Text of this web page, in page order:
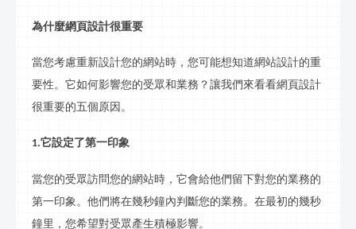
為什麼網頁設計很重要
當您考慮重新設計您的網站時，您可能想知道網站設計的重
要性。它如何影響您的受眾和業務？讓我們來看看網頁設計
很重要的五個原因。
1.它設定了第一印象
當您的受眾訪問您的網站時，它會給他們留下對您的業務的
第一印象。他們將在幾秒鐘內判斷您的業務。在最初的幾秒
鐘里，您希望對受眾產生積極影響。